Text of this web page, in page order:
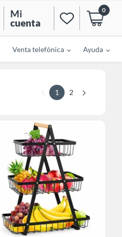
Mi
cuenta
0
Venta telefónica Ayuda
1 2